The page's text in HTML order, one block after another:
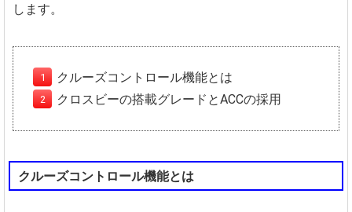
します。
クルーズコントロール機能とは
クロスビーの搭載グレードとACCの採用
クルーズコントロール機能とは